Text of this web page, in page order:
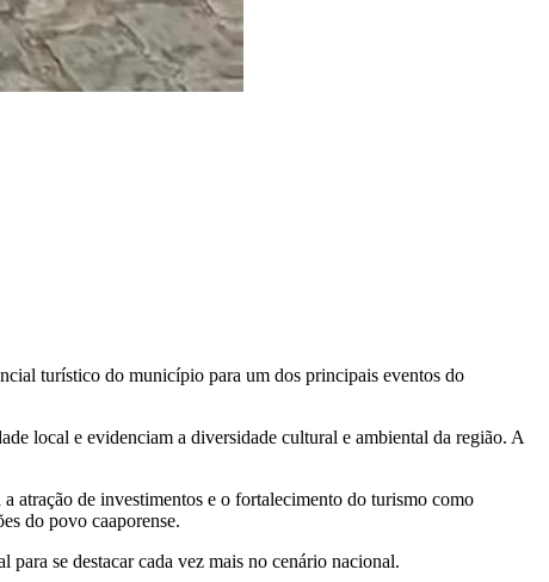
turístico do município para um dos principais eventos do
local e evidenciam a diversidade cultural e ambiental da região. A
atração de investimentos e o fortalecimento do turismo como
do povo caaporense.
se destacar cada vez mais no cenário nacional.